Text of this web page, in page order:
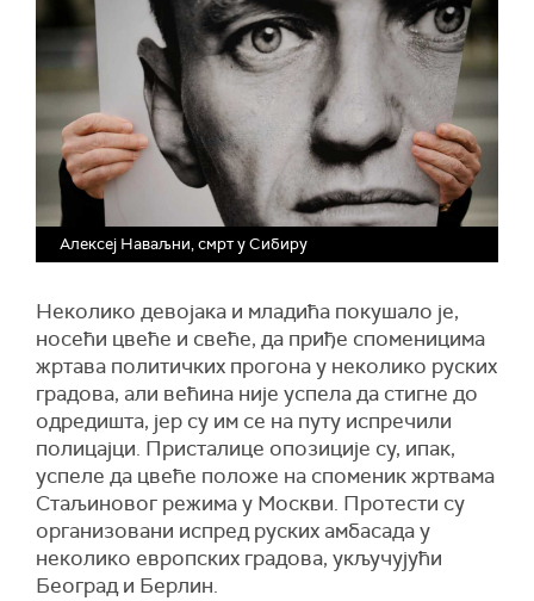
Алексеј Наваљни, смрт у Сибиру
Неколико девојака и младића покушало је,
носећи цвеће и свеће, да приђе споменицима
жртава политичких прогона у неколико руских
градова, али већина није успела да стигне до
одредишта, јер су им се на путу испречили
полицајци. Присталице опозиције су, ипак,
успеле да цвеће положе на споменик жртвама
Стаљиновог режима у Москви. Протести су
организовани испред руских амбасада у
неколико европских градова, укључујући
Београд и Берлин.